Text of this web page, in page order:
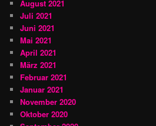
August 2021
Juli 2021
Juni 2021
Mai 2021
April 2021
März 2021
Februar 2021
Januar 2021
November 2020
Oktober 2020